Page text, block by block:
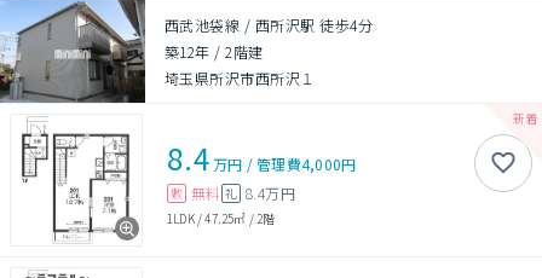
西武池袋線 / 西所沢駅 徒歩4分
築12年 /2階建
埼玉県所沢市西所沢１
8.4万円 /管理費4,000円
敷 無料 礼 8.4万円
1LDK/47.25㎡ / 2階